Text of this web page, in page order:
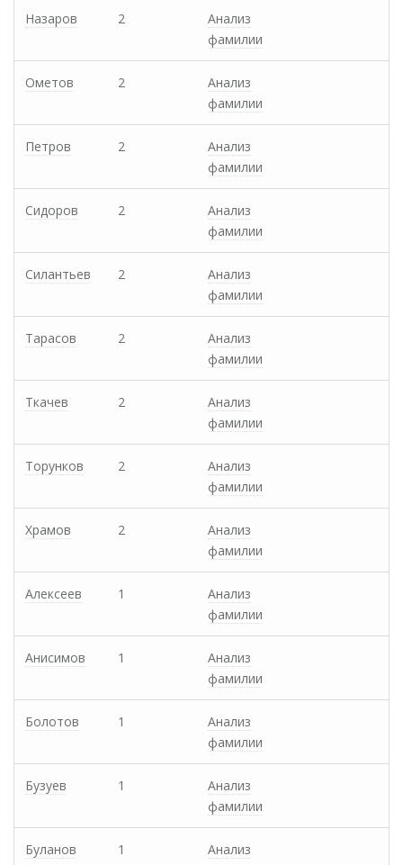
Назаров 2
Анализ
фамилии
Ометов 2
Анализ
фамилии
Петров 2
Анализ
фамилии
Сидоров 2
Анализ
фамилии
Силантьев 2
Анализ
фамилии
Тарасов 2
Анализ
фамилии
Ткачев 2
Анализ
фамилии
Торунков 2
Анализ
фамилии
Храмов 2
Анализ
фамилии
Алексеев 1
Анализ
фамилии
Анисимов 1
Анализ
фамилии
Болотов 1
Анализ
фамилии
Бузуев 1
Анализ
фамилии
Буланов 1
Анализ